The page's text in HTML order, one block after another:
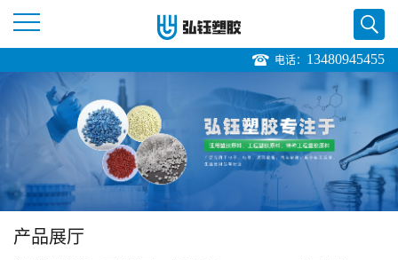
页
公
电话： 13480945455
产品展厅